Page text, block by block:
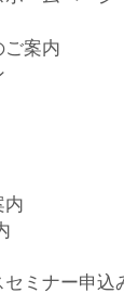
案内
内
ミナー申込